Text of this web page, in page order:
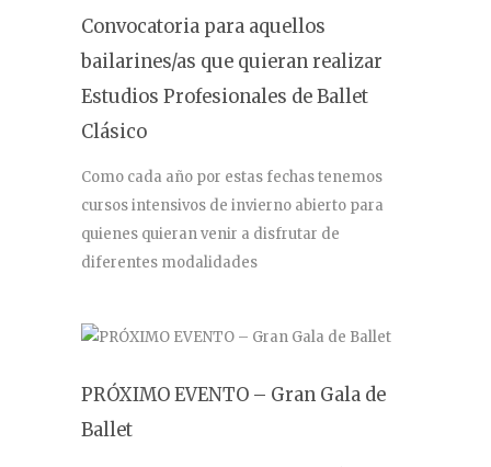
Convocatoria para aquellos
bailarines/as que quieran realizar
Estudios Profesionales de Ballet
Clásico
Como cada año por estas fechas tenemos
cursos intensivos de invierno abierto para
quienes quieran venir a disfrutar de
diferentes modalidades
PRÓXIMO EVENTO – Gran Gala de
Ballet